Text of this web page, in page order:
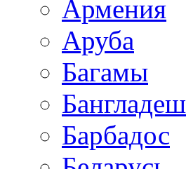
Армения
Аруба
Багамы
Бангладеш
Барбадос